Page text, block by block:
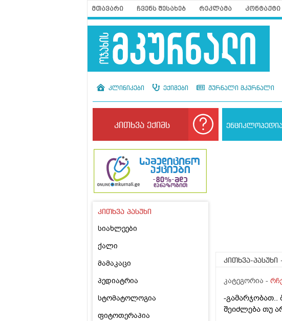
მთავარი ჩვენს შესახებ რეკლამა კონტაქტი
კლინიკები ექიმები ჟურნალი მკურნალი
კითხვა ექიმს
კითხვა პასუხი
სიახლეები
ქალი
მამაკაცი
პედიატრია
სტომატოლოგია
ფიტოთერაპია
კითხვა-პასუხი
კატეგორია -
-გამარჯობათ..
შეიძლება თუ